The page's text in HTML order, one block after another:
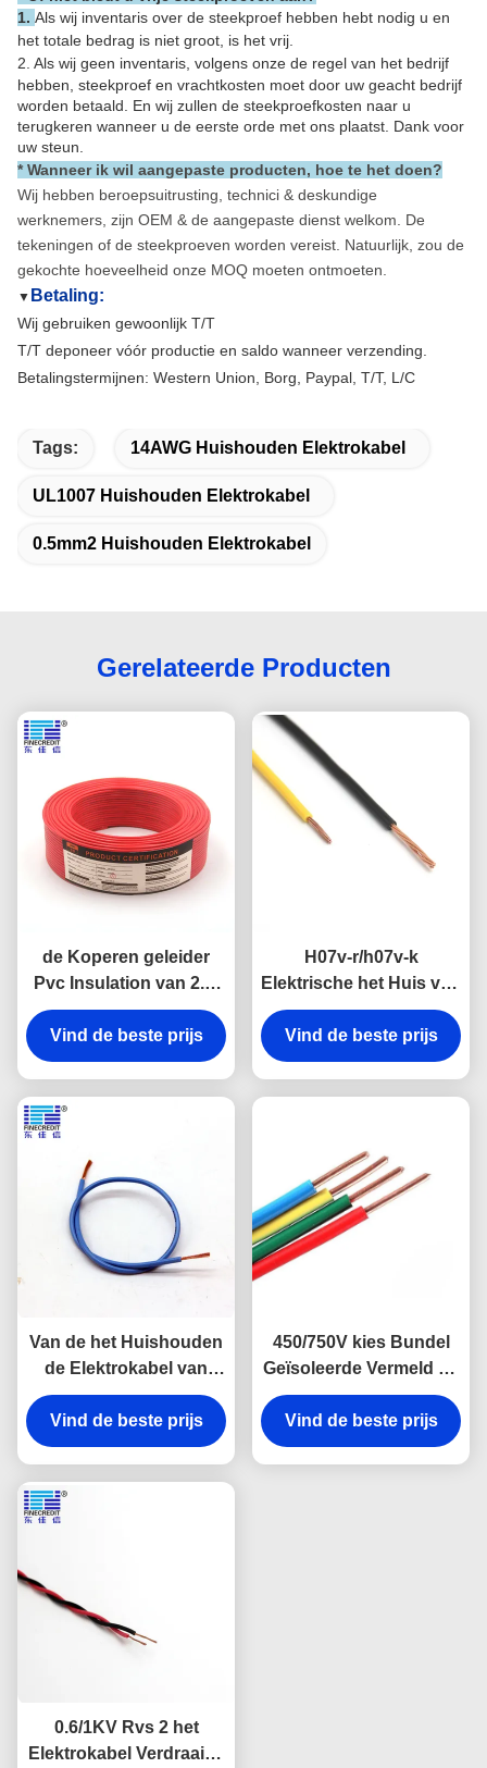
1. Als wij inventaris over de steekproef hebben hebt nodig u en
het totale bedrag is niet groot, is het vrij.
2. Als wij geen inventaris, volgens onze de regel van het bedrijf
hebben, steekproef en vrachtkosten moet door uw geacht bedrijf
worden betaald. En wij zullen de steekproefkosten naar u
terugkeren wanneer u de eerste orde met ons plaatst. Dank voor
uw steun.
* Wanneer ik wil aangepaste producten, hoe te het doen?
Wij hebben beroepsuitrusting, technici & deskundige
werknemers, zijn OEM & de aangepaste dienst welkom. De
tekeningen of de steekproeven worden vereist. Natuurlijk, zou de
gekochte hoeveelheid onze MOQ moeten ontmoeten.
▼ Betaling:
Wij gebruiken gewoonlijk T/T
T/T deponeer vóór productie en saldo wanneer verzending.
Betalingstermijnen: Western Union, Borg, Paypal, T/T, L/C
Tags: 14AWG Huishouden Elektrokabel
UL1007 Huishouden Elektrokabel
0.5mm2 Huishouden Elektrokabel
Gerelateerde Producten
de Koperen geleider
Pvc Insulation van 2.5-
10mm2 H07 V-K
Household Electrical
Cable
Vind de beste prijs
H07v-r/h07v-k
Elektrische het Huis van
rv Bedrading, 1,5 aan de
Flexibele Haak van
185mm2 op Draad
Vind de beste prijs
Van de het Huishouden
de Elektrokabel van
h05v-r h07v-r 0.5mm2
Enige Kern voor Bouw
Vind de beste prijs
450/750V kies Bundel
Geïsoleerde Vermeld uit
CCC van de
Koperdraad H07V K
Vind de beste prijs
0.6/1KV Rvs 2 het
Elektrokabel Verdraaide